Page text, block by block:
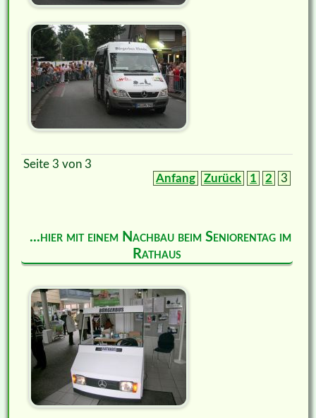
Seite 3 von 3
Anfang
Zurück 1 2 3
...hier mit einem Nachbau beim Seniorentag im
Rathaus